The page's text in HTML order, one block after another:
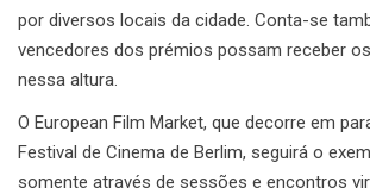
por diversos locais da cidade. Conta-se
vencedores dos prémios possam receber
nessa altura.
O European Film Market, que decorre em
Festival de Cinema de Berlim, seguirá o
somente através de sessões e encontros